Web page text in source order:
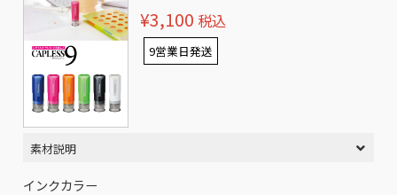
¥3,100 税込
9営業日発送
素材説明
インクカラー